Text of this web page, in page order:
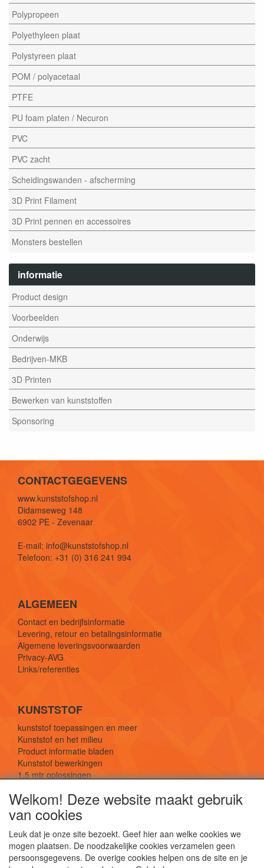
Polypropeen
Polyethyleen plaat
Polystyreen plaat
POM / polyacetaal
PTFE
PU foam platen / Necuron
PVC
PVC zacht
Scheidingswanden - afscherming
3D Print Filament
3D Print pennen en accessoires
Monsters bestellen
informatie
Product design
Voorbeelden
Onderwijs
Bedrijven-MKB
3D Printen
Bewerken van kunststoffen
Sponsoring
CONTACTGEGEVENS
www.kunststofshop.nl
Didamseweg 148
6902 PE - Zevenaar
E-mail: info@kunststofshop.nl
Telefoon: +31 (0) 316 241 994
ALGEMEEN
Contact en bedrijfsinformatie
Levering, retour en betalingsinformatie
Algemene leveringsvoorwaarden
Privacy-AVG
Links/referenties
KUNSTSTOF
kunststof toepassingen en meer
Kunststof en het milieu
Product informatie bladen
Kunststof bewerkingen
1,5 mtr oplossingen
SOCIALE MEDIA
Welkom! Deze website maakt gebruik
van cookies
Leuk dat je onze site bezoekt. Geef hier aan welke cookies we
mogen plaatsen. De noodzakelijke cookies verzamelen geen
persoonsgegevens. De overige cookies helpen ons de site en je